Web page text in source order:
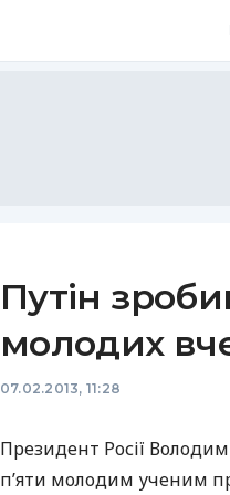
Путін
молодих
07.02.2013, 11:28
Президент Росії
п’яти молодим ученим